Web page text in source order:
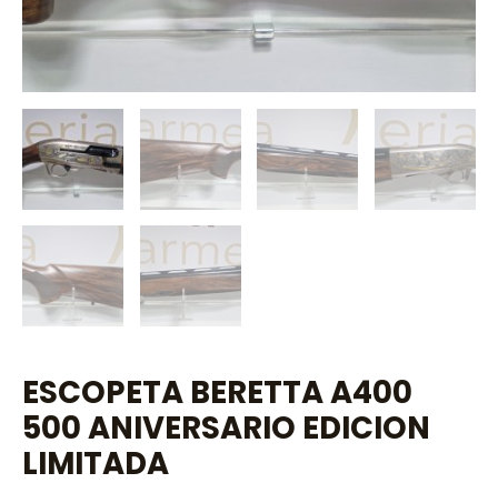
ESCOPETA BERETTA A400
500 ANIVERSARIO EDICION
LIMITADA